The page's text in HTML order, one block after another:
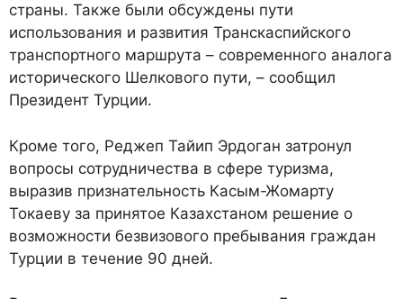
страны. Также были обсуждены пути
использования и развития Транскаспийского
транспортного маршрута – современного аналога
исторического Шелкового пути, – сообщил
Президент Турции.
Кроме того, Реджеп Тайип Эрдоган затронул
вопросы сотрудничества в сфере туризма,
выразив признательность Касым-Жомарту
Токаеву за принятое Казахстаном решение о
возможности безвизового пребывания граждан
Турции в течение 90 дней.